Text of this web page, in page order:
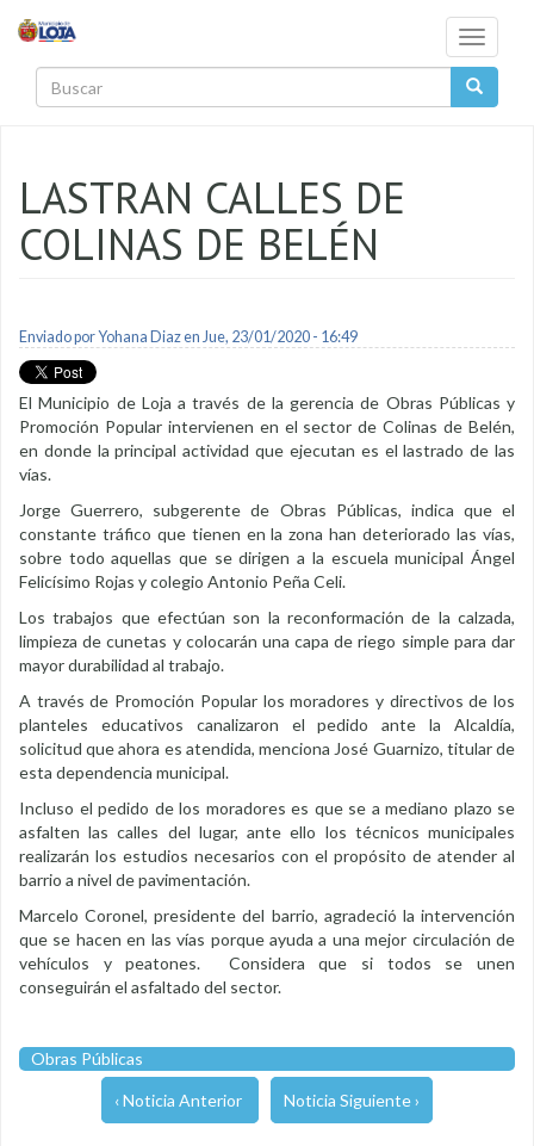
Toggle
LASTRAN CALLES DE
COLINAS DE BELÉN
Enviado porYohana Diazen Jue, 23/01/2020 - 16:49
El Municipio de Loja a través de la gerencia de Obras Públicas y
Promoción Popular intervienen en el sector de Colinas de Belén,
en donde la principal actividad que ejecutan es el lastrado de las
vías.
Jorge Guerrero, subgerente de Obras Públicas, indica que el
constante tráfico que tienen en la zona han deteriorado las vías,
sobre todo aquellas que se dirigen a la escuela municipal Ángel
Felicísimo Rojas y colegio Antonio Peña Celi.
Los trabajos que efectúan son la reconformación de la calzada,
limpieza de cunetas y colocarán una capa de riego simple para dar
mayor durabilidad al trabajo.
A través de Promoción Popular los moradores y directivos de los
planteles educativos canalizaron el pedido ante la Alcaldía,
solicitud que ahora es atendida, menciona José Guarnizo, titular de
esta dependencia municipal.
Incluso el pedido de los moradores es que se a mediano plazo se
asfalten las calles del lugar, ante ello los técnicos municipales
realizarán los estudios necesarios con el propósito de atender al
barrio a nivel de pavimentación.
Marcelo Coronel, presidente del barrio, agradeció la intervención
que se hacen en las vías porque ayuda a una mejor circulación de
vehículos y peatones. Considera que si todos se unen
conseguirán el asfaltado del sector.
Obras Públicas
‹ Noticia Anterior Noticia Siguiente ›